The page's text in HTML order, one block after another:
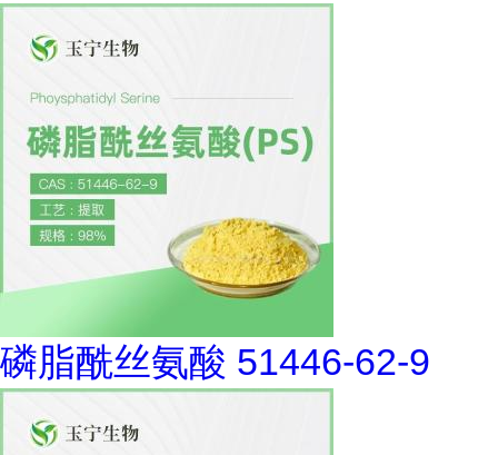
磷脂酰丝氨酸 51446-62-9